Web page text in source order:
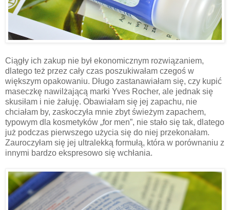
Ciągły ich zakup nie był ekonomicznym rozwiązaniem,
dlatego też przez cały czas poszukiwałam czegoś w
większym opakowaniu. Długo zastanawiałam się, czy kupić
maseczkę nawilżającą marki Yves Rocher, ale jednak się
skusiłam i nie żałuję. Obawiałam się jej zapachu, nie
chciałam by, zaskoczyła mnie zbyt świeżym zapachem,
typowym dla kosmetyków „for men”, nie stało się tak, dlatego
już podczas pierwszego użycia się do niej przekonałam.
Zauroczyłam się jej ultralekką formułą, która w porównaniu z
innymi bardzo ekspresowo się wchłania.